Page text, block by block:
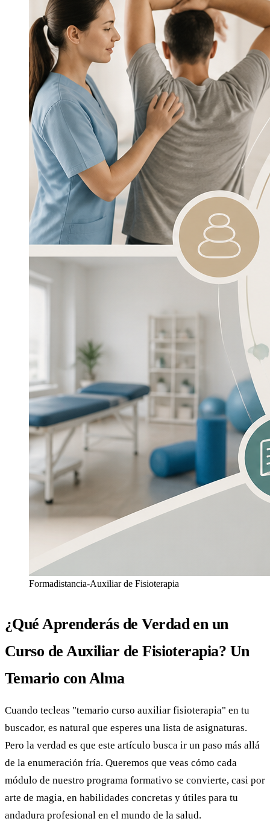
Formadistancia-Auxiliar de Fisioterapia
¿Qué Aprenderás de Verdad en un
Curso de Auxiliar de Fisioterapia? Un
Temario con Alma
Cuando tecleas "temario curso auxiliar fisioterapia" en tu
buscador, es natural que esperes una lista de asignaturas.
Pero la verdad es que este artículo busca ir un paso más allá
de la enumeración fría. Queremos que veas cómo cada
módulo de nuestro programa formativo se convierte, casi por
arte de magia, en habilidades concretas y útiles para tu
andadura profesional en el mundo de la salud.